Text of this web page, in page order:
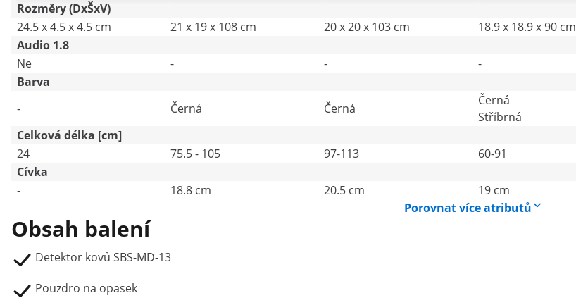
Rozměry (DxŠxV)
24.5 x 4.5 x 4.5 cm
21 x 19 x 108 cm 20 x 20 x 103 cm 18.9 x 18.9 x 90 cm
Audio 1.8
Ne
- - -
Barva
-
Černá Černá
Černá
Stříbrná
Celková délka [cm]
24
75.5 - 105 97-113 60-91
Cívka
-
18.8 cm 20.5 cm 19 cm
Porovnat více atributů
Obsah balení
Detektor kovů SBS-MD-13
Pouzdro na opasek